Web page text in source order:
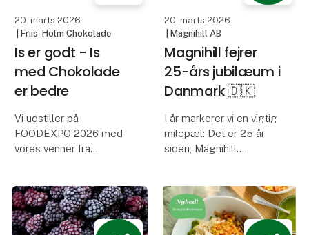
God trivsel giver bedre
kødkvalitet
Hos Rok
20. marts 2026
| Friis-Holm Chokolade
Is er godt - Is
med Chokolade
er bedre
Vi udstiller på
FOODEXPO 2026 med
vores venner fra
masser af smagsprøver
på is og ikke mindst
vores personlige
20. marts 2026
| Magnihill AB
Magnihill fejrer
25-års jubilæum i
Danmark 🇩🇰
I år markerer vi en vigtig
milepæl: Det er 25 år
siden, Magnihill
Danmark.
Det begyndte i år 2000,